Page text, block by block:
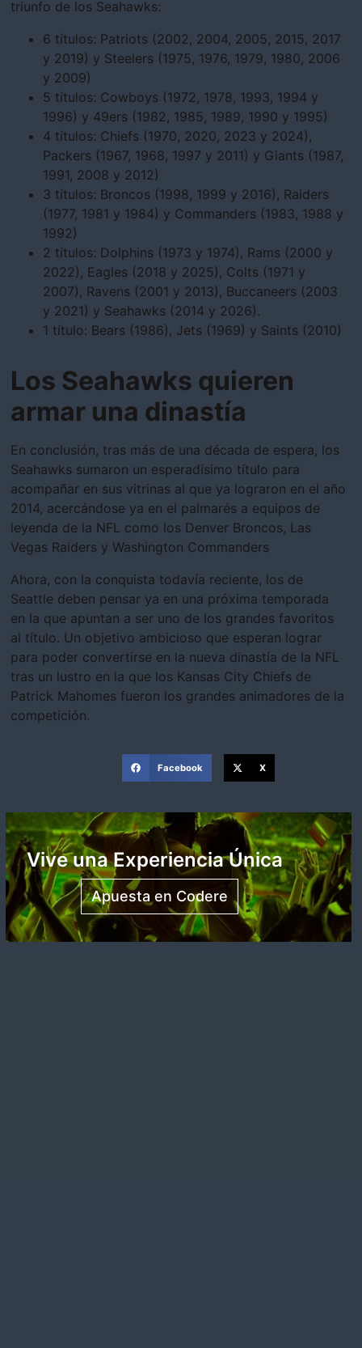
triunfo de los Seahawks:
6 títulos: Patriots (2002, 2004, 2005, 2015, 2017
y 2019) y Steelers (1975, 1976, 1979, 1980, 2006
y 2009)
5 títulos: Cowboys (1972, 1978, 1993, 1994 y
1996) y 49ers (1982, 1985, 1989, 1990 y 1995)
4 títulos: Chiefs (1970, 2020, 2023 y 2024),
Packers (1967, 1968, 1997 y 2011) y Giants (1987,
1991, 2008 y 2012)
3 títulos: Broncos (1998, 1999 y 2016), Raiders
(1977, 1981 y 1984) y Commanders (1983, 1988 y
1992)
2 títulos: Dolphins (1973 y 1974), Rams (2000 y
2022), Eagles (2018 y 2025), Colts (1971 y
2007), Ravens (2001 y 2013), Buccaneers (2003
y 2021) y Seahawks (2014 y 2026).
1 título: Bears (1986), Jets (1969) y Saints (2010)
Los Seahawks quieren
armar una dinastía
En conclusión, tras más de una década de espera, los
Seahawks sumaron un esperadísimo título para
acompañar en sus vitrinas al que ya lograron en el año
2014, acercándose ya en el palmarés a equipos de
leyenda de la NFL como los Denver Broncos, Las
Vegas Raiders y Washington Commanders
Ahora, con la conquista todavía reciente, los de
Seattle deben pensar ya en una próxima temporada
en la que apuntan a ser uno de los grandes favoritos
al título. Un objetivo ambicioso que esperan lograr
para poder convertirse en la nueva dinastía de la NFL
tras un lustro en la que los Kansas City Chiefs de
Patrick Mahomes fueron los grandes animadores de la
competición.
Facebook X
Vive una Experiencia Única
Apuesta en Codere